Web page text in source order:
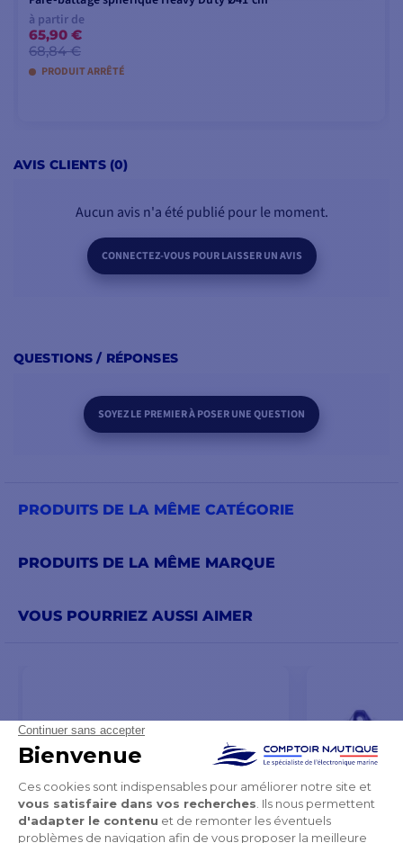
à partir de
65,90 €
68,84 €
PRODUIT ARRÊTÉ
AVIS CLIENTS (0)
Aucun avis n'a été publié pour le moment.
CONNECTEZ-VOUS POUR LAISSER UN AVIS
QUESTIONS / RÉPONSES
SOYEZ LE PREMIER À POSER UNE QUESTION
PRODUITS DE LA MÊME CATÉGORIE
PRODUITS DE LA MÊME MARQUE
VOUS POURRIEZ AUSSI AIMER